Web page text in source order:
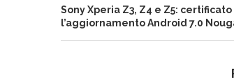
Sony Xperia Z3, Z4 e Z5: certificato
l’aggiornamento Android 7.0